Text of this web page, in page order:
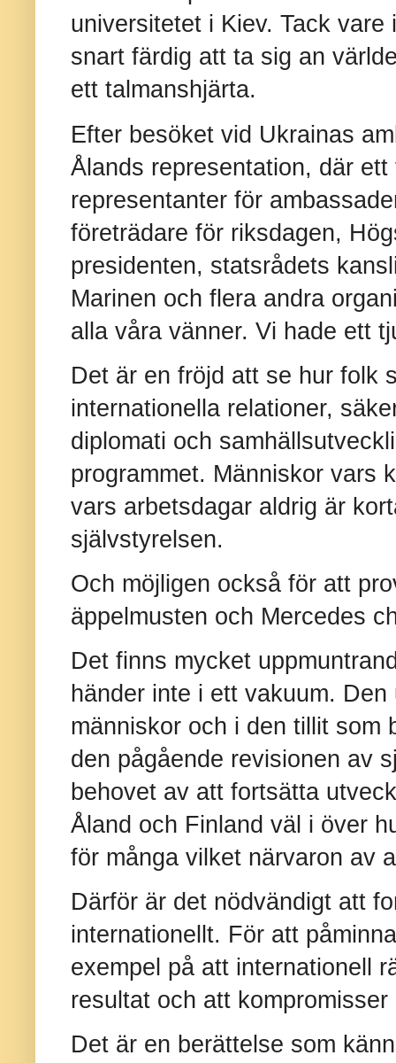
universitetet i Kiev. Tack
snart färdig att ta sig an
ett talmanshjärta.
Efter besöket vid Ukrainas
Ålands representation, där
representanter för
företrädare för riksdagen,
presidenten, statsrådets
Marinen och flera andra
alla våra vänner. Vi hade ett
Det är en fröjd att se hur folk
internationella relationer,
diplomati och
programmet. Människor vars
vars arbetsdagar aldrig är
självstyrelsen.
Och möjligen också för att
äppelmusten och Mercedes
Det finns mycket
händer inte i ett vakuum.
människor och i den tillit som
den pågående revisionen av
behovet av att fortsätta
Åland och Finland väl i över
för många vilket närvaron av
Därför är det nödvändigt att
internationellt. För att
exempel på att internationell
resultat och att
Det är en berättelse som